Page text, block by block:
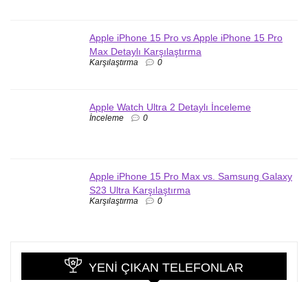
Apple iPhone 15 Pro vs Apple iPhone 15 Pro
Max Detaylı Karşılaştırma
Karşılaştırma 0
Apple Watch Ultra 2 Detaylı İnceleme
İnceleme 0
Apple iPhone 15 Pro Max vs. Samsung Galaxy
S23 Ultra Karşılaştırma
Karşılaştırma 0
YENI ÇIKAN TELEFONLAR